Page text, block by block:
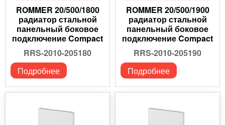
ROMMER 20/500/1800
радиатор стальной
панельный боковое
подключение Compact
RRS-2010-205180
Подробнее
ROMMER 20/500/1900
радиатор стальной
панельный боковое
подключение Compact
RRS-2010-205190
Подробнее